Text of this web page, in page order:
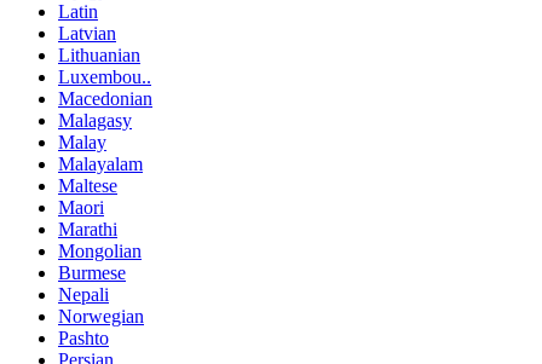
Latin
Latvian
Lithuanian
Luxembou..
Macedonian
Malagasy
Malay
Malayalam
Maltese
Maori
Marathi
Mongolian
Burmese
Nepali
Norwegian
Pashto
Persian